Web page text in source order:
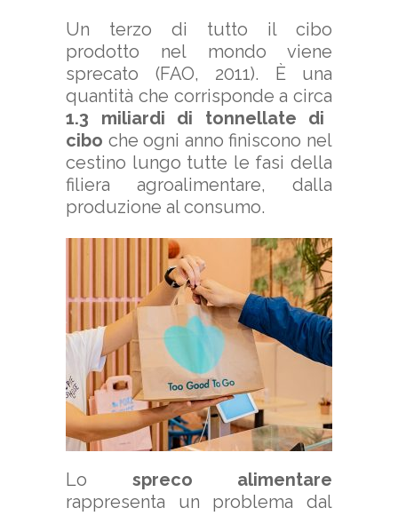
Un terzo di tutto il cibo
prodotto nel mondo viene
sprecato (FAO, 2011). È una
quantità che corrisponde a circa
1.3 miliardi di tonnellate di
cibo che ogni anno finiscono nel
cestino lungo tutte le fasi della
filiera agroalimentare, dalla
produzione al consumo.
Lo spreco alimentare
rappresenta un problema dal